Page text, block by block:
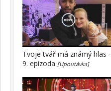
Tvoje tvář má známý hlas -
9. epizoda [Upoutávka]